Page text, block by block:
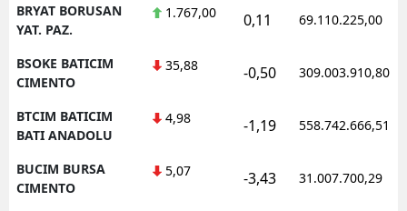
BRYAT BORUSAN
YAT. PAZ.
1.767,00 0,11 69.110.225,00
BSOKE BATICIM
CIMENTO
35,88 -0,50 309.003.910,80
BTCIM BATICIM
BATI ANADOLU
4,98 -1,19 558.742.666,51
BUCIM BURSA
CIMENTO
5,07 -3,43 31.007.700,29